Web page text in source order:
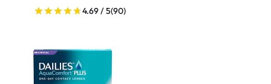
4.69 / 5(90)